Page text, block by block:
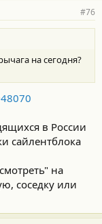
#76
на сегодня?
в России
сайлентблока
на
соседку или